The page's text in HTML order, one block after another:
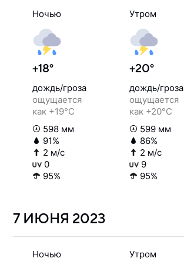
Ночью
+18°
дождь/гроза
ощущается
как +19°C
598 мм
91%
2 м/с
0
95%
Утром
+20°
дождь/гроза
ощущается
как +20°C
599 мм
86%
2 м/с
9
95%
7 ИЮНЯ 2023
Ночью Утром